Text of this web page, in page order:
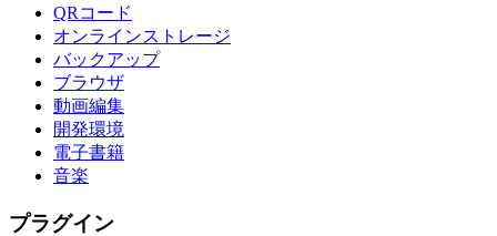
QRコード
オンラインストレージ
バックアップ
ブラウザ
動画編集
開発環境
電子書籍
音楽
プラグイン